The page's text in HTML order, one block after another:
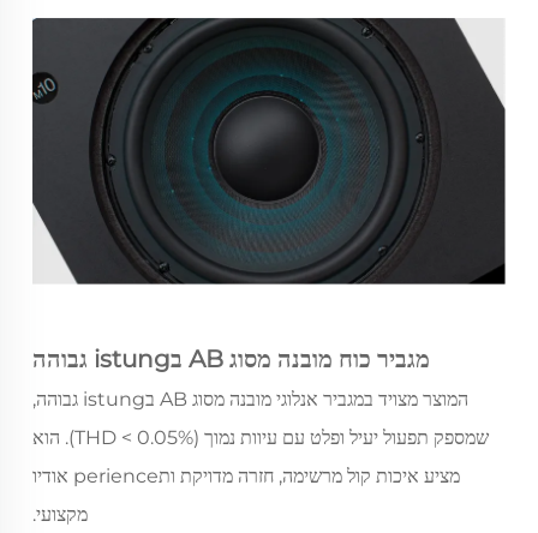
מגביר כוח מובנה מסוג AB בistung גבוהה
המוצר מצויד במגביר אנלוגי מובנה מסוג AB בistung גבוהה,
שמספק תפעול יעיל ופלט עם עיוות נמוך (THD < 0.05%). הוא
מציע איכות קול מרשימה, חזרה מדויקת ותperience אודיו
מקצועי.